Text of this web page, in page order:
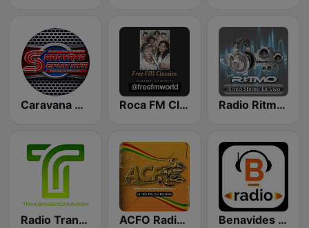
Caravana Deportiva Roca FM Clasicos La Paz Radio Ritmo Huanuni
Radio Transamericana ACFO Radio Oruro Benavides Radio